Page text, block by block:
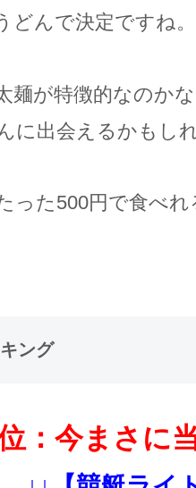
どんで決定ですね。
麺が特徴的なのか
に出会えるかもし
った500円で食べ
ング
：今まさに